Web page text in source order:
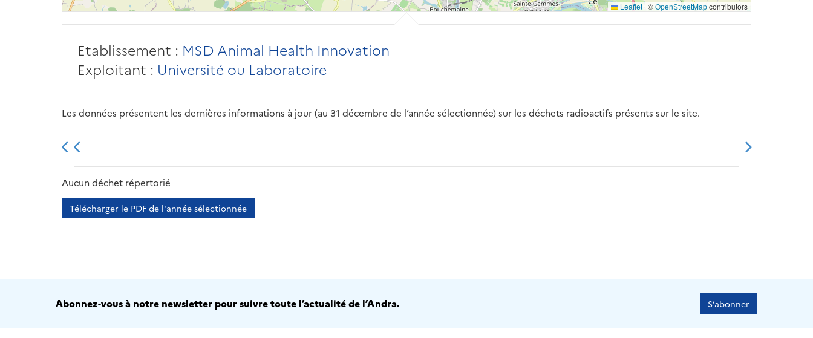
Leaflet | ©OpenStreetMapcontributors
Etablissement : MSD Animal Health Innovation
Exploitant : Université ou Laboratoire
Les données présentent les dernières informations à jour (au 31 décembre de l’année sélectionnée) sur les déchets radioactifs présents sur le site.
2013 2014
Aucun déchet répertorié
Télécharger le PDF de l'année sélectionnée
Abonnez-vous à notre newsletter pour suivre toute l’actualité de l’Andra. S’abonner